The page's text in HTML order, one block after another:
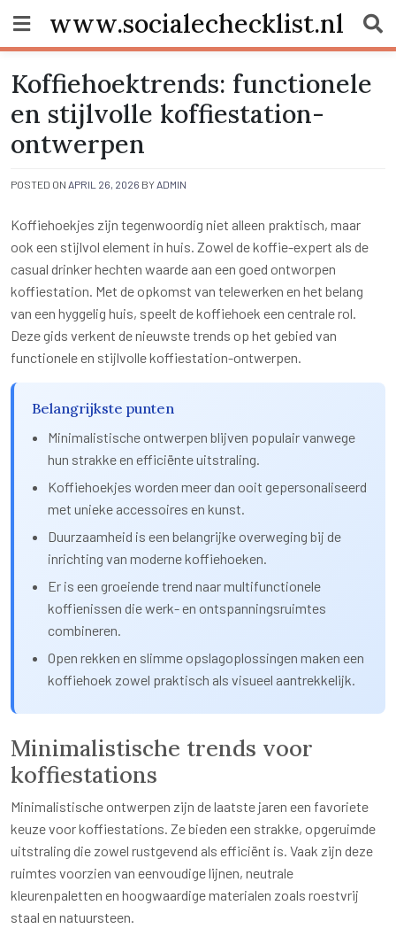
content
www.socialechecklist.nl
Koffiehoektrends: functionele
en stijlvolle koffiestation-
ontwerpen
POSTED ON APRIL 26, 2026 BY ADMIN
Koffiehoekjes zijn tegenwoordig niet alleen praktisch, maar
ook een stijlvol element in huis. Zowel de koffie-expert als de
casual drinker hechten waarde aan een goed ontworpen
koffiestation. Met de opkomst van telewerken en het belang
van een hyggelig huis, speelt de koffiehoek een centrale rol.
Deze gids verkent de nieuwste trends op het gebied van
functionele en stijlvolle koffiestation-ontwerpen.
Belangrijkste punten
Minimalistische ontwerpen blijven populair vanwege
hun strakke en efficiënte uitstraling.
Koffiehoekjes worden meer dan ooit gepersonaliseerd
met unieke accessoires en kunst.
Duurzaamheid is een belangrijke overweging bij de
inrichting van moderne koffiehoeken.
Er is een groeiende trend naar multifunctionele
koffienissen die werk- en ontspanningsruimtes
combineren.
Open rekken en slimme opslagoplossingen maken een
koffiehoek zowel praktisch als visueel aantrekkelijk.
Minimalistische trends voor
koffiestations
Minimalistische ontwerpen zijn de laatste jaren een favoriete
keuze voor koffiestations. Ze bieden een strakke, opgeruimde
uitstraling die zowel rustgevend als efficiënt is. Vaak zijn deze
ruimtes voorzien van eenvoudige lijnen, neutrale
kleurenpaletten en hoogwaardige materialen zoals roestvrij
staal en natuursteen.